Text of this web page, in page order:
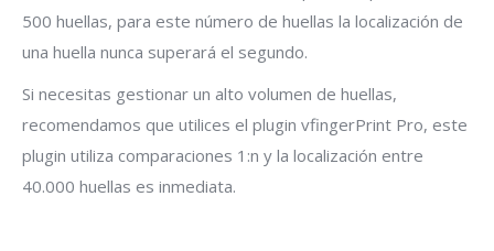
500 huellas, para este número de huellas la localización de
una huella nunca superará el segundo.
Si necesitas gestionar un alto volumen de huellas,
recomendamos que utilices el plugin vfingerPrint Pro, este
plugin utiliza comparaciones 1:n y la localización entre
40.000 huellas es inmediata.